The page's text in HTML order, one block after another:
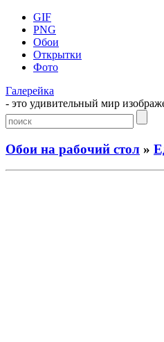
GIF
PNG
Обои
Открытки
Фото
Галерейка
- это удивительный мир
Обои на рабочий стол »